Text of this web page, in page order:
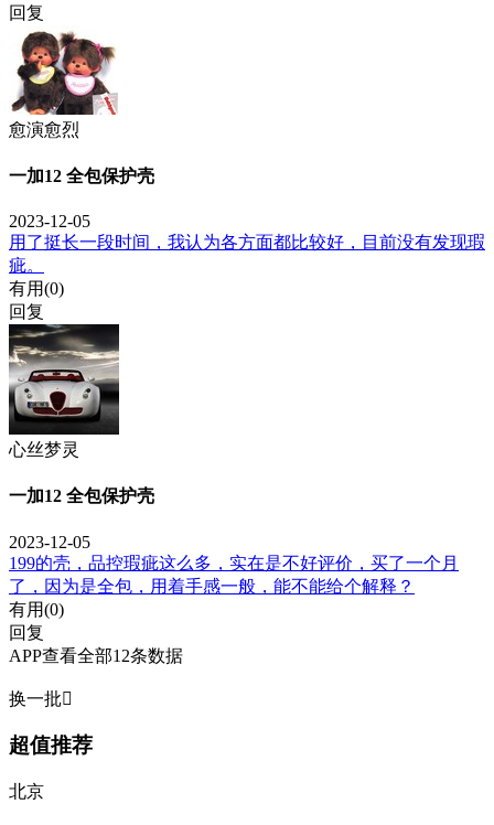
回复
愈演愈烈
一加12 全包保护壳
2023-12-05
用了挺长一段时间，我认为各方面都比较好，目前没有发现瑕
疵。
有用(0)
回复
心丝梦灵
一加12 全包保护壳
2023-12-05
199的壳，品控瑕疵这么多，实在是不好评价，买了一个月
了，因为是全包，用着手感一般，能不能给个解释？
有用(0)
回复
APP查看全部12条数据
换一批
超值推荐
北京